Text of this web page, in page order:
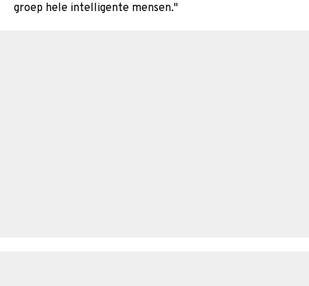
groep hele intelligente mensen."